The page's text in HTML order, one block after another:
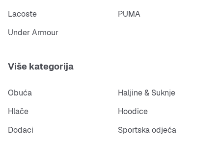
Lacoste
PUMA
Under Armour
Više kategorija
Obuća
Haljine & Suknje
Hlače
Hoodice
Dodaci
Sportska odjeća